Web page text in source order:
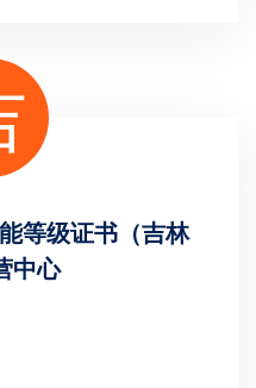
等级证书（吉林
中心